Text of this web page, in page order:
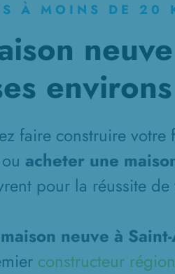
À MOINS DE 20
environs
faire construire
acheter une
pour la réussite
maison neuve à
constructeur